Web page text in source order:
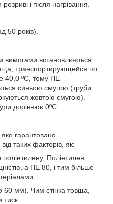
і після нагрівання.
50 років).
вимогами встановлюється
транспортирующейся по
40,0 ºС, тому ПЕ
синьою смугою (труби
жовтою смугою).
дорівнює 0ºС.
гарантовано
таких факторів, як:
Поліетилен
а ПЕ 80, і тим більше
60 мм). Чим стінка товща,